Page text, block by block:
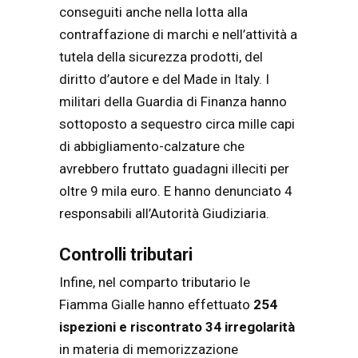
conseguiti anche nella lotta alla
contraffazione di marchi e nell’attività a
tutela della sicurezza prodotti, del
diritto d’autore e del Made in Italy. I
militari della Guardia di Finanza hanno
sottoposto a sequestro circa mille capi
di abbigliamento-calzature che
avrebbero fruttato guadagni illeciti per
oltre 9 mila euro. E hanno denunciato 4
responsabili all’Autorità Giudiziaria.
Controlli tributari
Infine, nel comparto tributario le
Fiamma Gialle hanno effettuato 254
ispezioni e riscontrato 34 irregolarità
in materia di memorizzazione